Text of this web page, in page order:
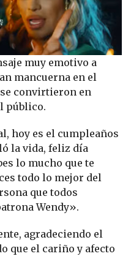
muy emotivo a
mancuerna en el
convirtieron en
público.
hoy es el cumpleaños
la vida, feliz día
lo mucho que te
todo lo mejor del
que todos
Wendy».
agradeciendo el
que el cariño y afecto